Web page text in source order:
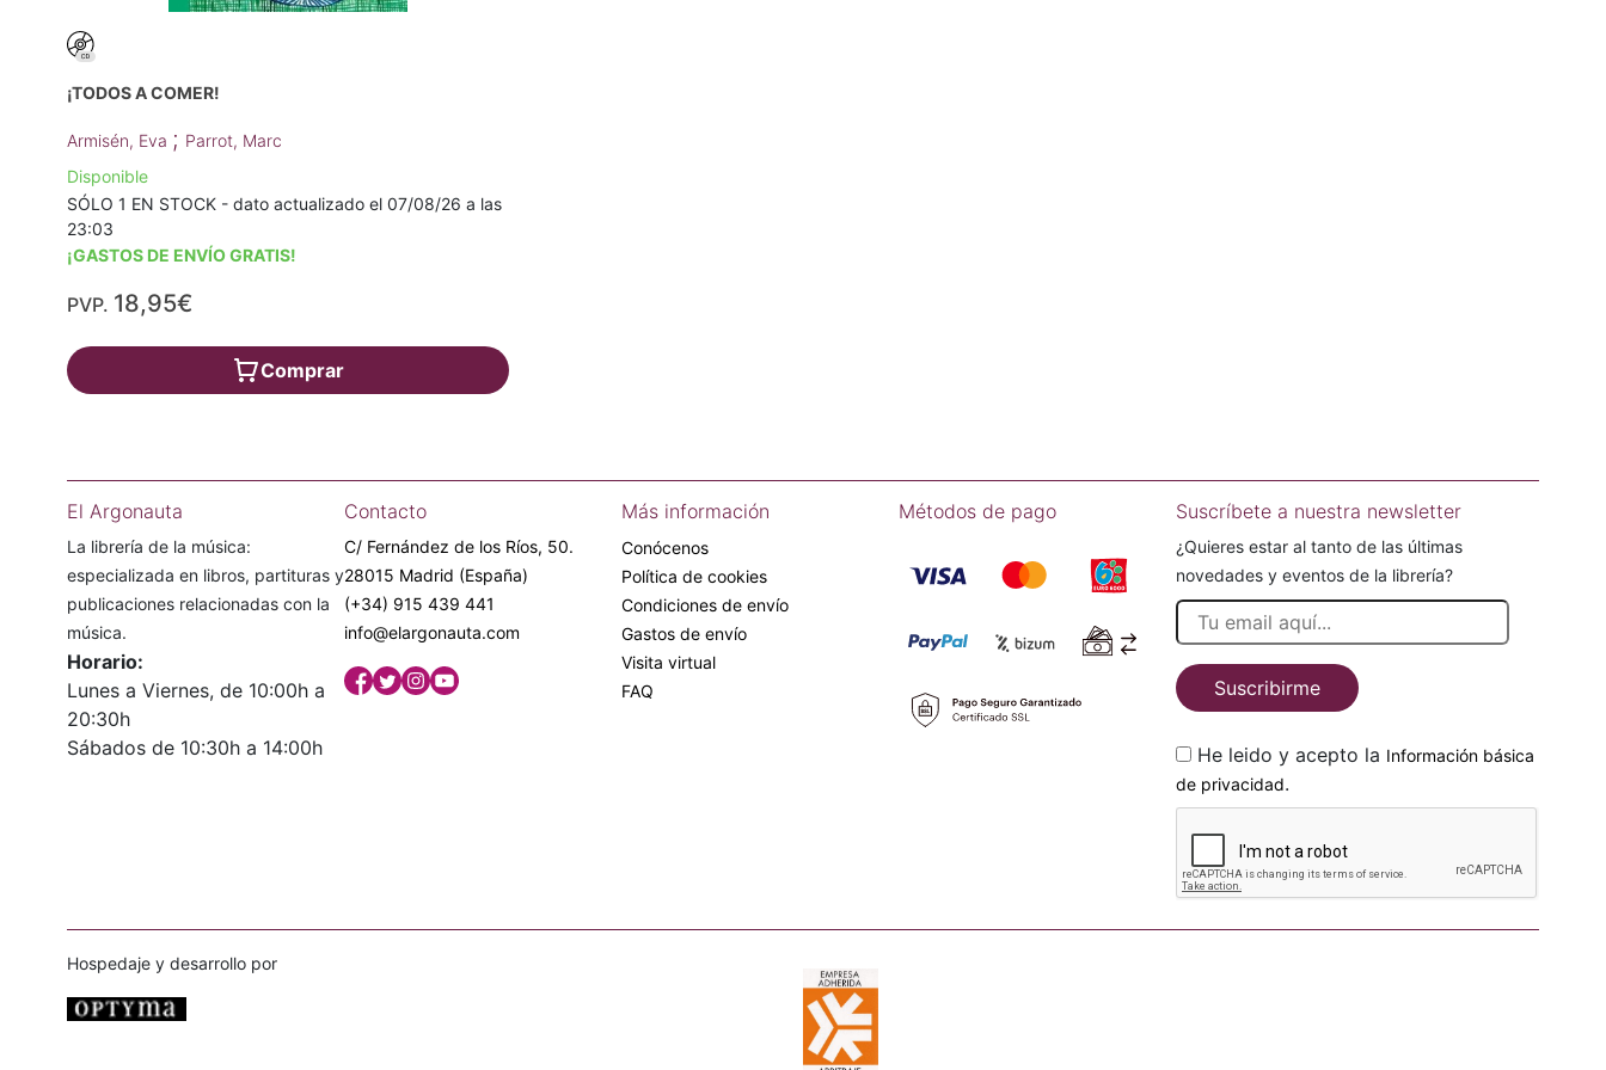
¡TODOS A COMER!
Armisén, Eva ; Parrot, Marc
Disponible
SÓLO 1 EN STOCK - dato actualizado el 07/08/26 a las
23:03
¡GASTOS DE ENVÍO GRATIS!
PVP. 18,95€
Comprar
El Argonauta
La librería de la música:
especializada en libros, partituras y
publicaciones relacionadas con la
música.
Horario:
Lunes a Viernes, de 10:00h a
20:30h
Sábados de 10:30h a 14:00h
Contacto
C/ Fernández de los Ríos, 50.
28015 Madrid (España)
(+34) 915 439 441
info@elargonauta.com
Más información
Conócenos
Política de cookies
Condiciones de envío
Gastos de envío
Visita virtual
FAQ
Métodos de pago Suscríbete a nuestra newsletter
¿Quieres estar al tanto de las últimas
novedades y eventos de la librería?
Suscribirme
He leido y acepto la Información básica
de privacidad.
Hospedaje y desarrollo por